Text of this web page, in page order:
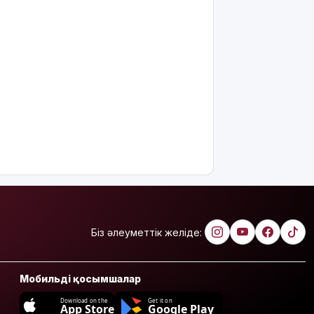
Біз әлеуметтік желіде:
Мобильді қосымшалар
Download on the
App Store
Get it on
Google Play